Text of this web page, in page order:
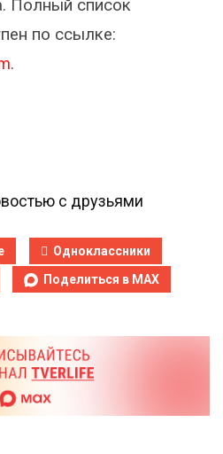
Полный список
по ссылке:
.
с друзьями
Одноклассники
Поделиться в MAX